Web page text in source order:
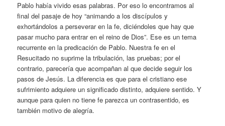
Pablo había vivido esas palabras. Por eso lo encontramos al
final del pasaje de hoy “animando a los discípulos y
exhortándolos a perseverar en la fe, diciéndoles que hay que
pasar mucho para entrar en el reino de Dios”. Ese es un tema
recurrente en la predicación de Pablo. Nuestra fe en el
Resucitado no suprime la tribulación, las pruebas; por el
contrario, parecería que acompañan al que decide seguir los
pasos de Jesús. La diferencia es que para el cristiano ese
sufrimiento adquiere un significado distinto, adquiere sentido. Y
aunque para quien no tiene fe parezca un contrasentido, es
también motivo de alegría.